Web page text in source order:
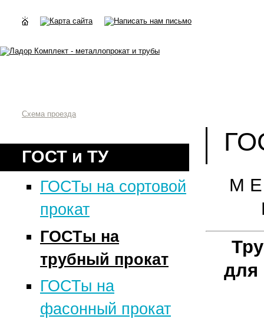
Схема проезда
ГОСТ и ТУ
ГОСТы на сортовой
прокат
ГОСТы на
трубный прокат
ГОСТы на
фасонный прокат
М
для